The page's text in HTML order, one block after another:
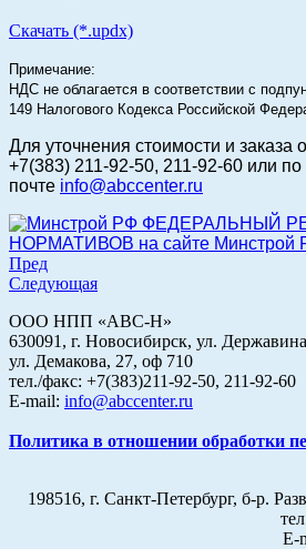
Скачать (*.updx)
Примечание:
НДС не облагается в соответствии с
149 Налогового Кодекса Российской
Для уточнения стоимости и заказа
+7(383) 211-92-50, 211-92-60 или по
почте info@abccenter.ru
ФЕДЕРАЛЬНЫЙ
НОРМАТИВОВ на сайте Минстрой
Пред
Следующая
ООО НПП «АВС-Н»
630091, г. Новосибирск, ул.
ул. Демакова, 27, оф 710
тел./факс: +7(383)211-92-50, 211-92-60
E-mail: info@abccenter.ru
Политика в отношении обработки
198516, г. Санкт-Петербург, б-р.
E-